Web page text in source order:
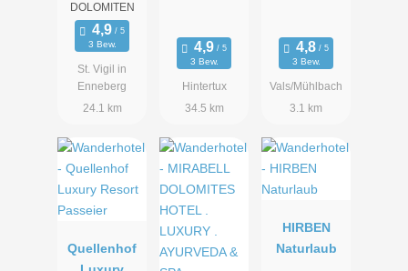
DOLOMITEN
3 Bew.
St. Vigil in
Enneberg
24.1 km
3 Bew.
Hintertux
34.5 km
3 Bew.
Vals/Mühlbach
3.1 km
Quellenhof
HIRBEN
Naturlaub